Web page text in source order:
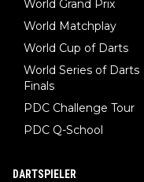
World Grand Prix
World Matchplay
World Cup of Darts
World Series of Darts
Finals
PDC Challenge Tour
PDC Q-School
DARTSPIELER